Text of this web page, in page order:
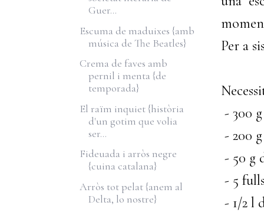
Per a
- 300
- 200
- 50 g
- 5
- 1/2 l
Guer...
Escuma de maduixes {amb
música de The Beatles}
Crema de faves amb
pernil i menta {de
temporada}
El raïm inquiet {història
d'un gotim que volia
ser...
Fideuada i arròs negre
{cuina catalana}
Arròs tot pelat {anem al
Delta, lo nostre}